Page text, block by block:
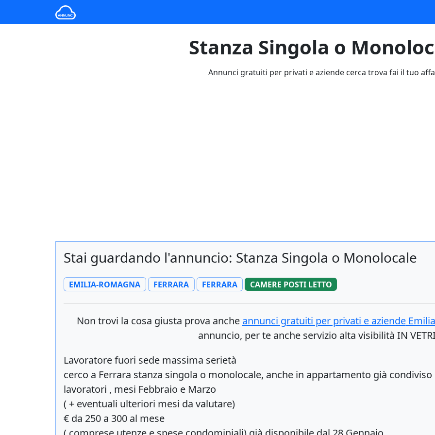
Stanza Singola o
Annunci gratuiti per privati e aziende cerca trova fai il tuo
Stai guardando l'annuncio: Stanza Singola o Monolocale
EMILIA-ROMAGNA FERRARA FERRARA CAMERE POSTI LETTO
Non trovi la cosa giusta prova anche annunci gratuiti per privati e aziende
annuncio, per te anche servizio alta visibilità IN
Lavoratore fuori sede massima serietà
cerco a Ferrara stanza singola o monolocale, anche in appartamento già
lavoratori , mesi Febbraio e Marzo
( + eventuali ulteriori mesi da valutare)
€ da 250 a 300 al mese